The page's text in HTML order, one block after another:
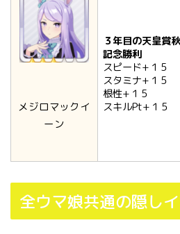
メジロマックイ
ーン
３年目の天皇賞
記念勝利
スピード+１５
スタミナ+１５
根性+１５
スキルPt+１５
全ウマ娘共通の隠し